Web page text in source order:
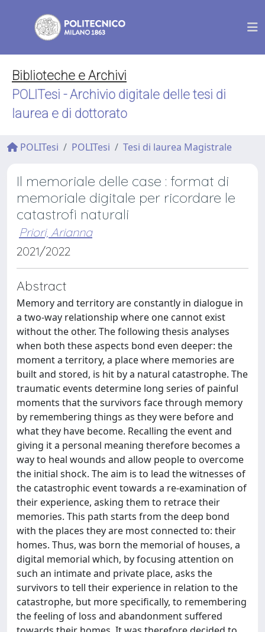
Biblioteche e Archivi
POLITesi - Archivio digitale delle tesi di
laurea e di dottorato
POLITesi POLITesi Tesi di laurea Magistrale
Il memoriale delle case : format di
memoriale digitale per ricordare le
catastrofi naturali
Priori, Arianna
2021/2022
Abstract
Memory and territory are constantly in dialogue in
a two-way relationship where one cannot exist
without the other. The following thesis analyses
when both these aspects bond even deeper: the
moment a territory, a place where memories are
built and stored, is hit by a natural catastrophe. The
traumatic events determine long series of painful
moments that the survivors face through memory
by remembering things as they were before and
what they have become. Recalling the event and
giving it a personal meaning therefore becomes a
way to heal wounds and allow people to overcome
the initial shock. The aim is to lead the witnesses of
the catastrophic event towards a re-examination of
their experience, asking them to retrace their
memories. This path starts from the deep bond
with the places they are most connected to: their
homes. Thus, was born the memorial of houses, a
digital memorial which, by focusing attention on
such an intimate and private place, asks the
survivors to tell their experience in relation to the
catastrophe, but more specifically, to remembering
the feeling of loss and abandonment suffered